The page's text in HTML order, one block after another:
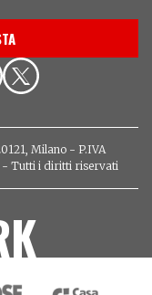
Milano - P.IVA
- Tutti i diritti riservati